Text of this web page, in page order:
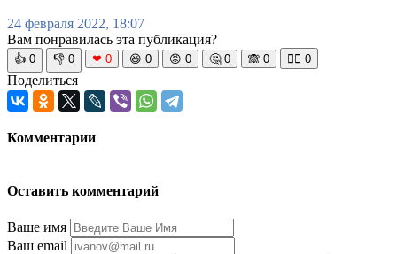
24 февраля 2022, 18:07
Вам понравилась эта публикация?
👍 0 👎 0 ❤ 0 😆 0 😡 0 🤔 0 🙈 0 🧘‍♀️ 0
Поделиться
Комментарии
Оставить комментарий
Ваше имя
Ваш email